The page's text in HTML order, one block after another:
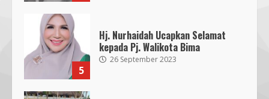
5
Hj. Nurhaidah Ucapkan Selamat
kepada Pj. Walikota Bima
26 September 2023